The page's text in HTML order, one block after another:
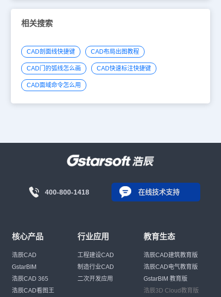
相关搜索
CAD剖面线快捷键 CAD布局出图教程
CAD门的弧线怎么画 CAD快速标注快捷键
CAD面域命令怎么用
400-800-1418 在线技术支持
核心产品
浩辰CAD
GstarBIM
浩辰CAD 365
浩辰CAD看图王
行业应用
工程建设CAD
制造行业CAD
二次开发应用
教育生态
浩辰CAD建筑教育版
浩辰CAD电气教育版
GstarBIM 教育版
浩辰3D Cloud教育版